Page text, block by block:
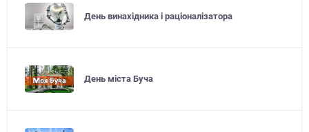
День винахідника і раціоналізатора
День міста Буча